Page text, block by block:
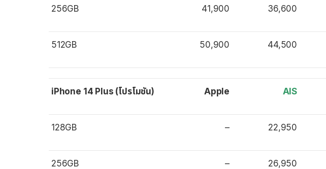
256GB 41,900 36,600
512GB 50,900 44,500
iPhone 14 Plus (โปรโมชัน) Apple AIS
128GB – 22,950
256GB – 26,950